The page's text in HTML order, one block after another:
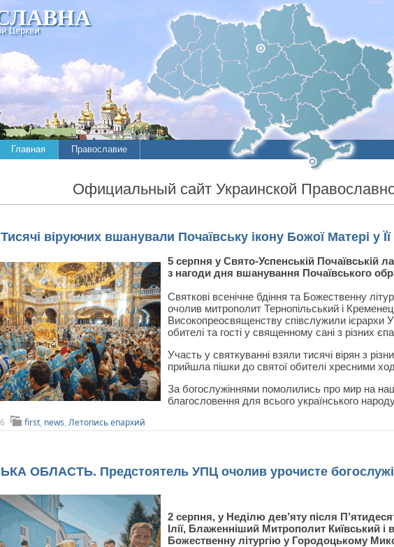
Церкви
секты
Главная Православие
История
Официальный сайт Украинской
віруючих вшанували Почаївську ікону Божої Матері у Її
5 серпня у Свято-Успенській Почаївській
з нагоди дня вшанування Почаївського
Святкові всенічне бдіння та Божественну
очолив митрополит Тернопільський і
Високопреосвященству співслужили ієрархи
обителі та гості у священному сані з різних
Участь у святкуванні взяли тисячі вірян з
прийшла пішки до святої обителі хресними
За богослужіннями помолились про мир на
благословення для всього українського
first, news, Летопись епархий
ОБЛАСТЬ. Предстоятель УПЦ очолив урочисте
2 серпня, у Неділю дев’яту після
Ілії, Блаженніший Митрополит Київський і
Божественну літургію у Городоцькому